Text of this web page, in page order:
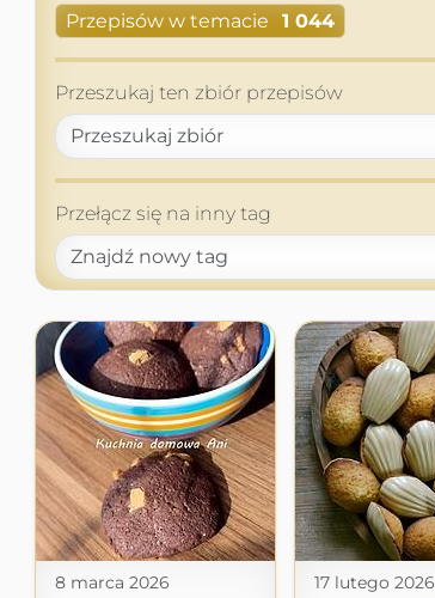
Przepisów w temacie 1 044
Przeszukaj ten zbiór przepisów
Przełącz się na inny tag
8 marca 2026
17 lutego 2026